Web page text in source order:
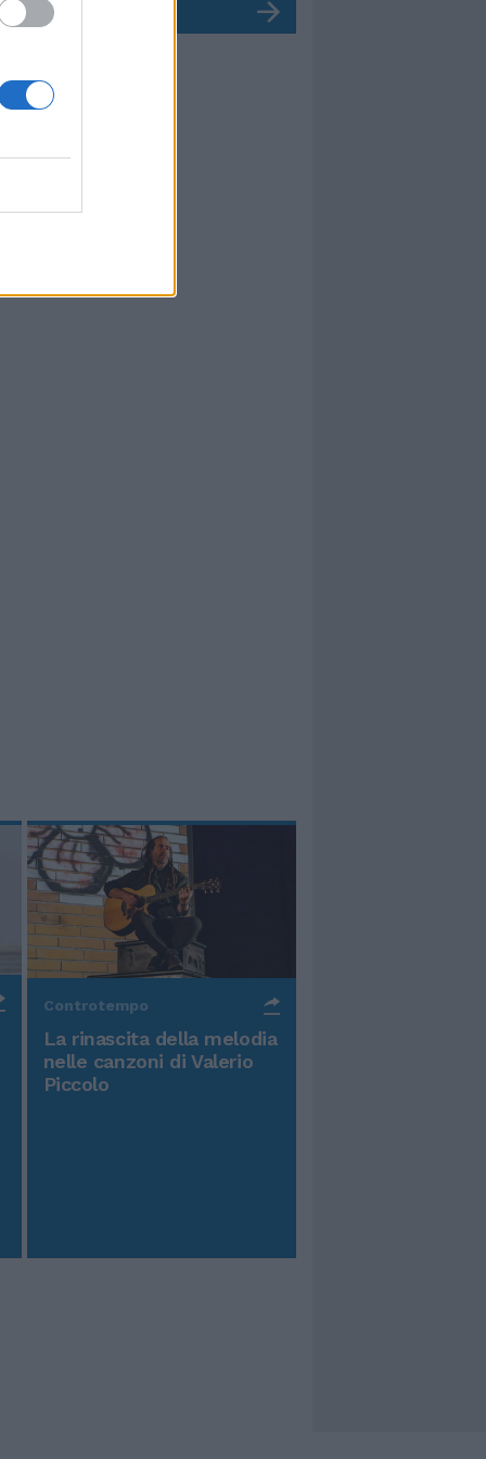
Controtempo
La rinascita della melodia
nelle canzoni di Valerio
Piccolo